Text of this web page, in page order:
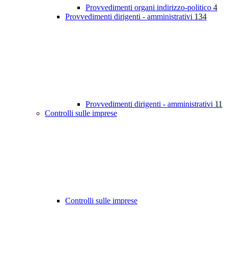
Provvedimenti organi indirizzo-politico 4
Provvedimenti dirigenti - amministrativi 134
Provvedimenti dirigenti - amministrativi 11
Controlli sulle imprese
Controlli sulle imprese